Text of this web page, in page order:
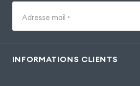
Adresse mail *
INFORMATIONS CLIENTS